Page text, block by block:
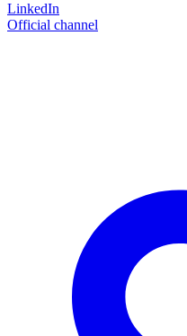
LinkedIn
Official channel